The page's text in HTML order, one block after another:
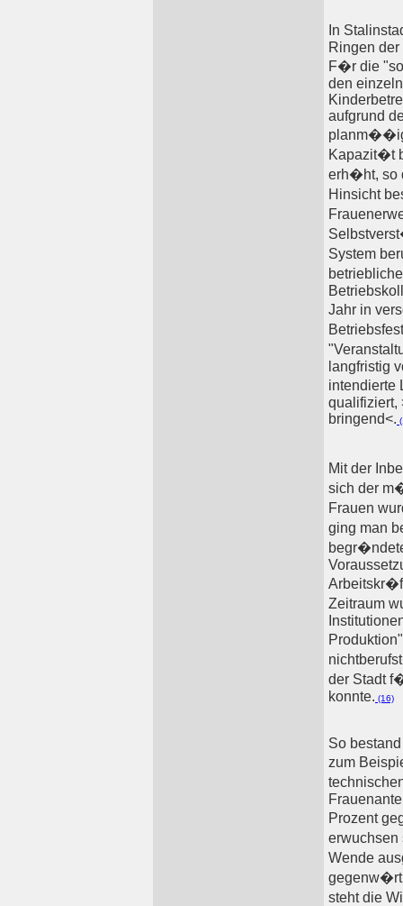
In
Ringen
F�r die
den
aufgrund
planm��ig
Kapazit�t
erh�ht, so
Hinsicht
System
Jahr in
langfristig
intendierte
qualifiziert,
bringend<.
Mit der
sich der
Frauen
ging man
Zeitraum
der Stadt
konnte. (16)
So
zum
Prozent
Wende
steht die